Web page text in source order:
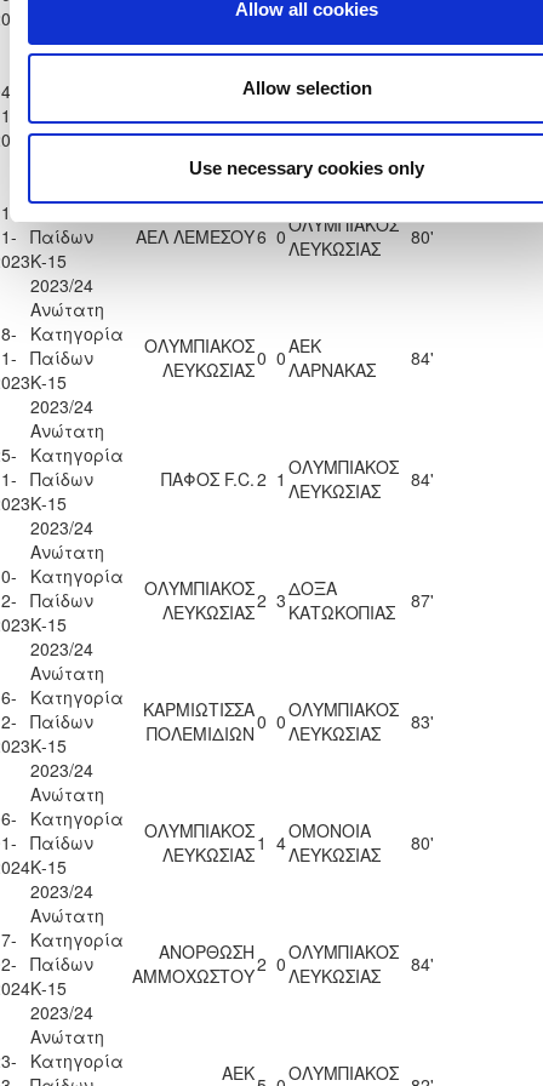
Allow all cookies
Allow selection
Use necessary cookies only
2023/24
ΝΑΠΑΣ
ΛΕΥΚΩΣΙΑΣ
Παίδων
Κ-15
ΛΕΥΚΩΣΙΑΣ5 0ΠΑΡΑΛΙΜΝΙΟΥ 82'
Παίδων
Κ-15
2023/24
ΑΕΛ ΛΕΜΕΣΟΥ6 0ΟΛΥΜΠΙΑΚΟΣ
ΛΕΥΚΩΣΙΑΣ
80'
Ανώτατη
Κατηγορία
Παίδων
Κ-15
2023/24
ΟΛΥΜΠΙΑΚΟΣ
ΛΕΥΚΩΣΙΑΣ0 0ΑΕΚ
ΛΑΡΝΑΚΑΣ
84'
Ανώτατη
Κατηγορία
Παίδων
Κ-15
2023/24
ΠΑΦΟΣ F.C.2 1 ΟΛΥΜΠΙΑΚΟΣ
ΛΕΥΚΩΣΙΑΣ
84'
Ανώτατη
Κατηγορία
Παίδων
Κ-15
2023/24
ΟΛΥΜΠΙΑΚΟΣ
ΛΕΥΚΩΣΙΑΣ2 3ΔΟΞΑ
ΚΑΤΩΚΟΠΙΑΣ
87'
Ανώτατη
Κατηγορία
Παίδων
Κ-15
2023/24
ΚΑΡΜΙΩΤΙΣΣΑ
ΠΟΛΕΜΙΔΙΩΝ0 0ΟΛΥΜΠΙΑΚΟΣ
ΛΕΥΚΩΣΙΑΣ
83'
Ανώτατη
Κατηγορία
Παίδων
Κ-15
2023/24
ΟΛΥΜΠΙΑΚΟΣ
ΛΕΥΚΩΣΙΑΣ1 4ΟΜΟΝΟΙΑ
ΛΕΥΚΩΣΙΑΣ
80'
Ανώτατη
Κατηγορία
Παίδων
Κ-15
2023/24
ΑΝΟΡΘΩΣΗ
ΑΜΜΟΧΩΣΤΟΥ2 0ΟΛΥΜΠΙΑΚΟΣ
ΛΕΥΚΩΣΙΑΣ
84'
Ανώτατη
Κατηγορία
ΑΕΚ
ΟΛΥΜΠΙΑΚΟΣ